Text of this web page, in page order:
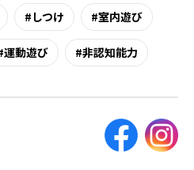
しつけ 室内遊び
運動遊び 非認知能力